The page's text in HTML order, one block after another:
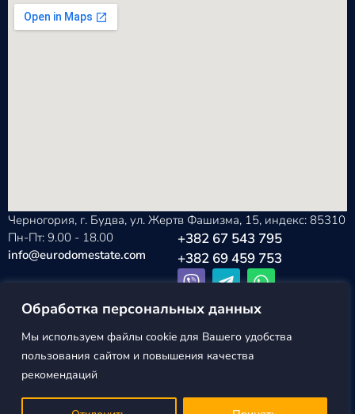
Обработка персональных данных
Мы используем файлы cookie для Вашего удобства
пользования сайтом и повышения качества
рекомендаций
Черногория, г. Будва, ул. Жертв Фашизма, 15, индекс: 85310
Пн-Пт: 9.00 - 18.00
info@eurodomestate.com
+382 67 543 795
+382 69 459 753
EURODOM
ESTATE ©2026
Политика конфиденциальности
Пользовательское соглашение